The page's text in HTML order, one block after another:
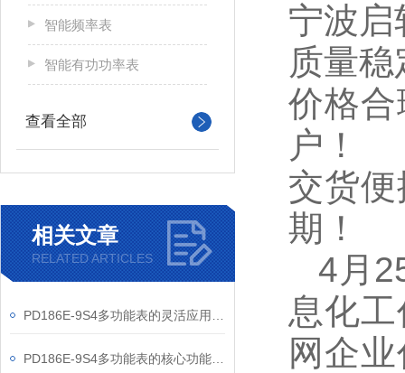
智能频率表
智能有功功率表
查看全部
相关文章
RELATED ARTICLES
宁波启
质量
价格
户！
交货
期！
4 月
息化
网企